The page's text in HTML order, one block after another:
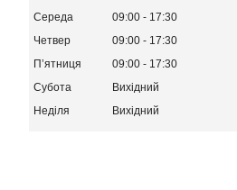
Середа
09:00
17:30
Четвер
09:00
17:30
Пʼятниця
09:00
17:30
Субота
Вихідний
Неділя
Вихідний